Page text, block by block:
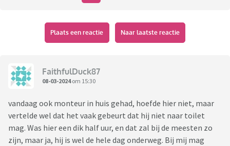
Sowieso vind ik het prettig om het te weten, omdat ik graag
de wc schoonmaak als er een vreemde of visite naar het
gebruik van mogen maken, want dat mag gerust, maar dat
ze het niet vragen. Het voelt toch een beetje hetzelfde als
Hoe ervaren jullie dat? En als je zelf een beroep hebt waarbij
je vaak bij mensen thuis jouw werk doet, vraag jij dan of je
naar het toilet mag?
Plaats een reactie Naar laatste reactie
FaithfulDuck87
08-03-2024om 15:30
vandaag ook monteur in huis gehad, hoefde hier niet, maar
vertelde wel dat het vaak gebeurt dat hij niet naar toilet
mag. Was hier een dik half uur, en dat zal bij de meesten zo
zijn, maar ja, hij is wel de hele dag onderweg. Bij mij mag